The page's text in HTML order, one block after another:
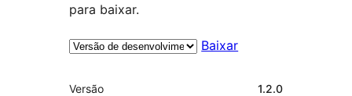
para baixar.
Baixar
Meta
Versão 1.2.0